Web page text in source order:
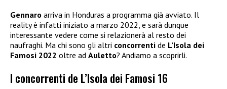
Gennaro arriva in Honduras a programma già avviato. Il
reality è infatti iniziato a marzo 2022, e sarà dunque
interessante vedere come si relazionerà al resto dei
naufraghi. Ma chi sono gli altri concorrenti de L’Isola dei
Famosi 2022 oltre ad Auletto? Andiamo a scoprirli.
I concorrenti de L’Isola dei Famosi 16